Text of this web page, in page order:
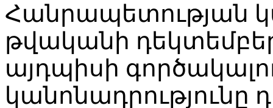
Հանրապետության
թվականի
այդպիսի
կանոնադրությունը